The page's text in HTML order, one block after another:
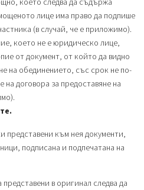
лице има право да подпише
(в случай, че е приложимо).
което не е юридическо лице,
от документ, от който да видно
на обединението, със срок не по-
договора за предоставяне на
представени към нея документи,
подписана и подпечатана на
в оригинал следва да